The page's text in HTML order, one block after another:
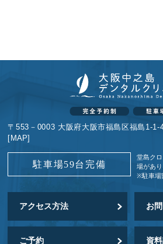
〒553－0003 大阪府大阪市福島区福島1-
[MAP]
駐車場59台完備
堂島ク
場があ
※駐車場
アクセス方法 お
ご予約 資